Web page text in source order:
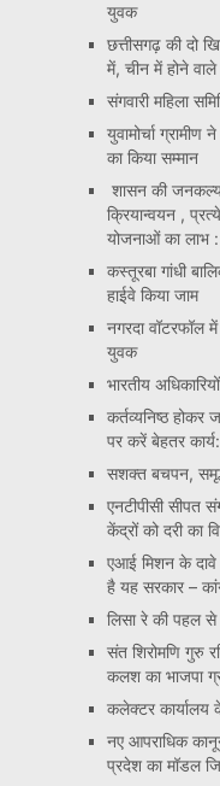
युवक
छत्तीसगढ़ की दो
में, चीन में होने वाले
संगवारी महिला
युवामोर्चा
का किया सम्मान
शासन की
क्रियान्वयन ,
योजनाओं का लाभ
कस्तूरबा गांधी
हाईवे किया जाम
नगरदा वॉटरफॉल
युवक
भारतीय
कर्तव्यनिष्ठ
पर करें बेहतर
सशक्त बचपन,
एनटीपीसी सीपत
केंद्रों को दरी का
एआई मिशन के दावे
है यह सरकार –
लिसा रे की पहल
संत शिरोमणि गुरु
कलश का भाजपा
कलेक्टर कार्यालय
नए आपराधिक
प्रदेश का मॉडल